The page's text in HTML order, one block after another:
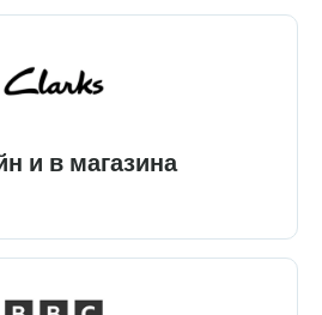
и в магазина